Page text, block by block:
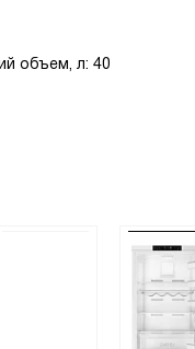
объем, л: 40